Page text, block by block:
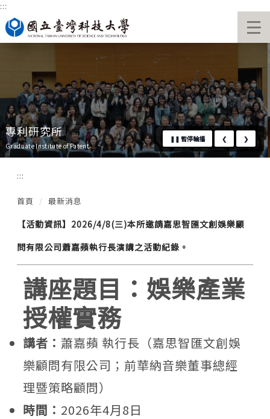
跳
到
主
要
:::
國立臺灣科技大學首頁
❚❚ 暫停輪播 ❮ ❯
專利研究所
Graduate Institute of Patent
:::
首頁 最新消息
【活動資訊】2026/4/8(三)本所邀請嘉思智匯文創娛樂顧
問有限公司蕭嘉蘋執行長演講之活動紀錄。
講座題目：娛樂產業
授權實務
講者： 蕭嘉蘋 執行長（嘉思智匯文創娛
樂顧問有限公司；前華納音樂董事總經
理暨策略顧問）
時間： 2026年4月8日